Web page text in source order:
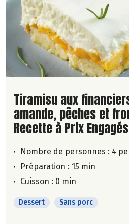
Lire la suite de la
Tiramisu aux
amande, pêches et
Recette à Prix
Nombre de personnes : 4
Préparation : 15 min
Cuisson : 0 min
Dessert Sans porc